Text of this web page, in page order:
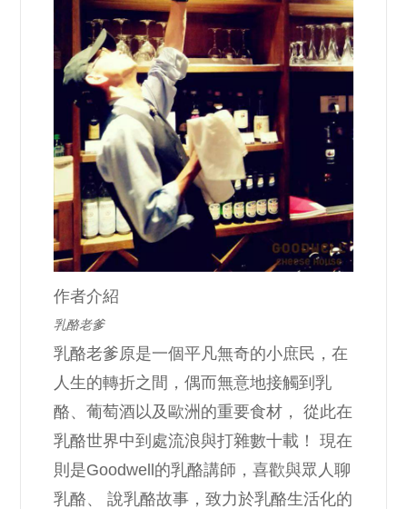
作者介紹
乳酪老爹
乳酪老爹原是一個平凡無奇的小庶民，在
人生的轉折之間，偶而無意地接觸到乳
酪、葡萄酒以及歐洲的重要食材， 從此在
乳酪世界中到處流浪與打雜數十載！ 現在
則是Goodwell的乳酪講師，喜歡與眾人聊
乳酪、 說乳酪故事，致力於乳酪生活化的